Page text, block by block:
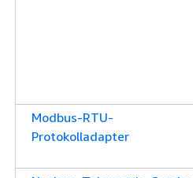
Modbus-RTU-
Protokolladapter